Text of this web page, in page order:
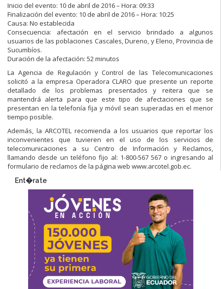
Inicio del evento: 10 de abril de 2016 – Hora: 09:33
Finalización del evento: 10 de abril de 2016 – Hora: 10:25
Causa: No establecida
Consecuencia: afectación en el servicio brindado a algunos
usuarios de las poblaciones Cascales, Dureno, y Eleno, Provincia de
Sucumbíos.
Duración de la afectación: 52 minutos
La Agencia de Regulación y Control de las Telecomunicaciones
solicitó a la empresa Operadora CLARO que presente un reporte
detallado de los problemas presentados y reitera que se
mantendrá alerta para que este tipo de afectaciones que se
presentan en la telefonía fija y móvil sean superadas en el menor
tiempo posible.
Además, la ARCOTEL recomienda a los usuarios que reportar los
inconvenientes que tuvieren en el uso de los servicios de
telecomunicaciones a su Centro de Información y Reclamos,
llamando desde un teléfono fijo al: 1-800-567 567 o ingresando al
formulario de reclamos de la página web www.arcotel.gob.ec.
Ent�rate